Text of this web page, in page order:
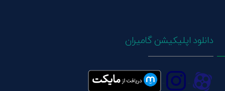
دانلود اپلیکیشن گامیران